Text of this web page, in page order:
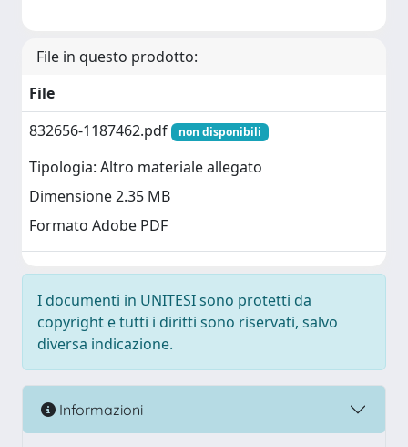
File in questo prodotto:
File
832656-1187462.pdf
non disponibili
Tipologia: Altro materiale allegato
Dimensione 2.35 MB
Formato Adobe PDF
I documenti in UNITESI sono protetti da
copyright e tutti i diritti sono riservati, salvo
diversa indicazione.
Informazioni